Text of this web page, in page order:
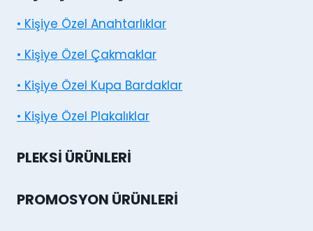
• Kişiye Özel Anahtarlıklar
• Kişiye Özel Çakmaklar
• Kişiye Özel Kupa Bardaklar
• Kişiye Özel Plakalıklar
PLEKSI ÜRÜNLERI
PROMOSYON ÜRÜNLERI